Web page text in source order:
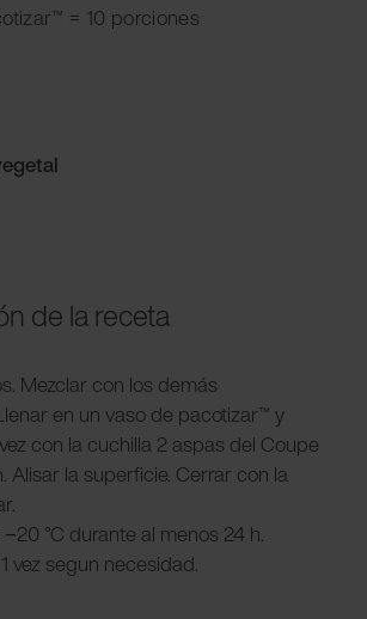
= 10 porciones
de la receta
Mezclar con los demás
en un vaso de pacotizar™ y
con la cuchilla 2 aspas del Coupe
Alisar la superficie. Cerrar con la
°C durante al menos 24 h.
vez segun necesidad.